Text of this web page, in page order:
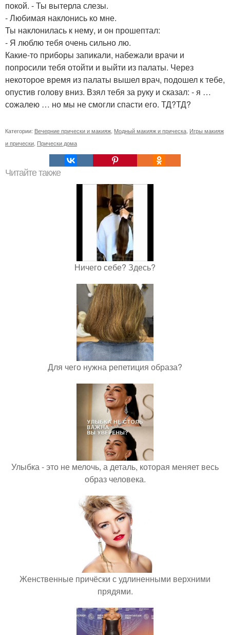
покой. - Ты вытерла слезы.
- Любимая наклонись ко мне.
Ты наклонилась к нему, и он прошептал:
- Я люблю тебя очень сильно лю.
Какие-то приборы запикали, набежали врачи и
попросили тебя отойти и выйти из палаты. Через
некоторое время из палаты вышел врач, подошел к тебе,
опустив голову вниз. Взял тебя за руку и сказал: - я …
сожалею … но мы не смогли спасти его. ТД?ТД?
Категории: Вечерние прически и макияж Модный макияж и прическа Игры макияж
и прически Прически дома
Читайте также
Ничего себе? Здесь?
Для чего нужна репетиция образа?
Улыбка - это не мелочь, а деталь, которая меняет весь
образ человека.
Женственные причёски с удлиненными верхними
прядями.